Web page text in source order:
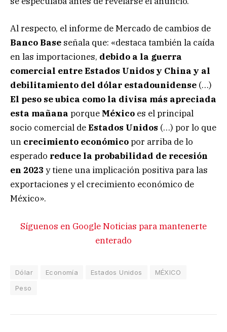
Al respecto, el informe de Mercado de cambios de
Banco Base señala que: «destaca también la caída
en las importaciones, debido a la guerra
comercial entre Estados Unidos y China y al
debilitamiento del dólar estadounidense (…)
El peso se ubica como la divisa más apreciada
esta mañana porque México es el principal
socio comercial deEstados Unidos (…) por lo que
un crecimiento económicopor arriba de lo
esperado reduce la probabilidad de recesión
en 2023 y tiene una implicación positiva para las
exportaciones y el crecimiento económico de
México».
Síguenos en Google Noticias para mantenerte
enterado
Dólar Economía Estados Unidos
MÉXICO
Peso